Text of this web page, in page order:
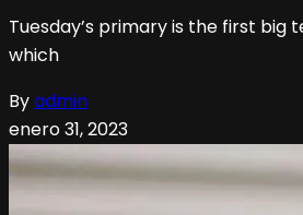
Tuesday’s primary is the first big
which
Byadmin
enero 31, 2023